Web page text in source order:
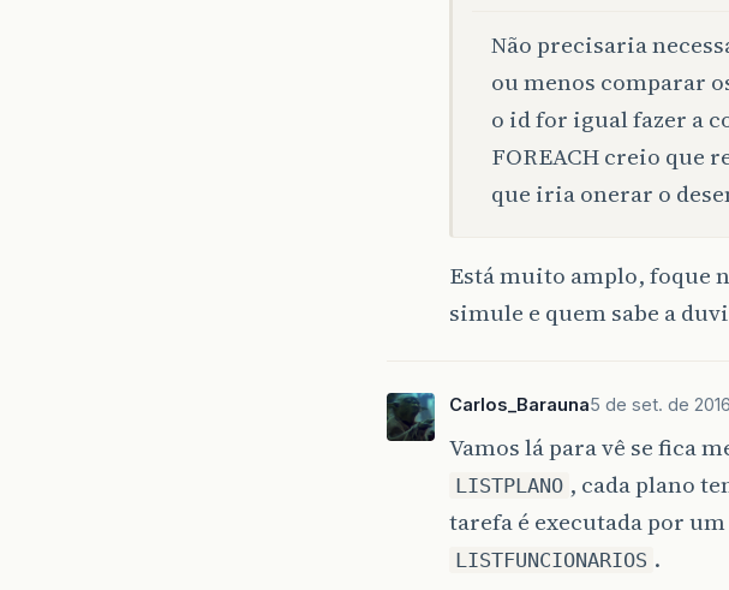
Não precisaria
ou menos comparar
o id for igual fazer a
FOREACH creio que
que iria onerar o
Está muito amplo, foque
simule e quem sabe a
Carlos_Barauna5 de set. de 2016
Vamos lá para vê se fica
LISTPLANO , cada plano
tarefa é executada por
LISTFUNCIONARIOS .